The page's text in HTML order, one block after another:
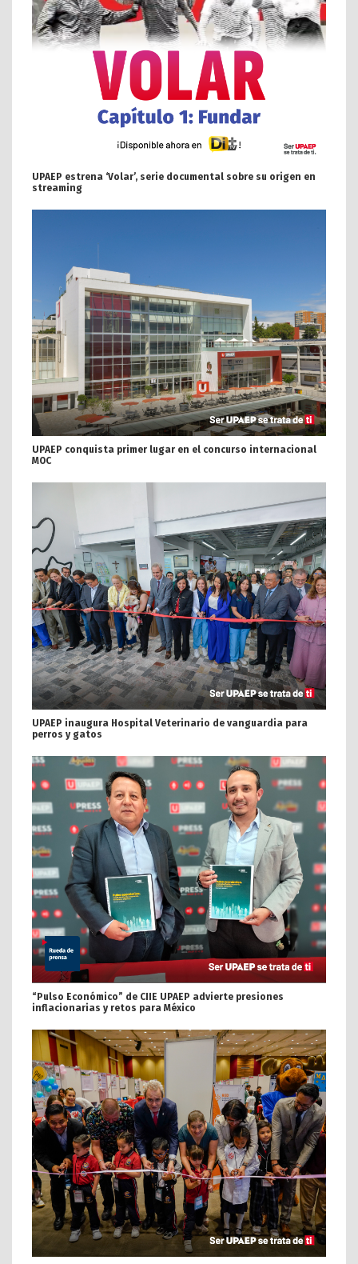
UPAEP estrena ‘Volar’, serie documental sobre su origen en
streaming
UPAEP conquista primer lugar en el concurso internacional
MOC
UPAEP inaugura Hospital Veterinario de vanguardia para
perros y gatos
“Pulso Económico” de CIIE UPAEP advierte presiones
inflacionarias y retos para México